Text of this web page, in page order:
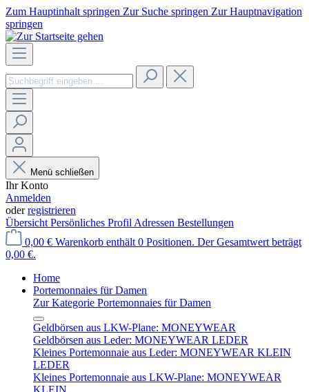
Zum Hauptinhalt springen Zur Suche springen Zur Hauptnavigation
springen
Menü schließen
Ihr Konto
Anmelden
oderregistrieren
Übersicht Persönliches Profil Adressen Bestellungen
0,00 € Warenkorb enthält 0 Positionen. Der Gesamtwert beträgt
0,00 €.
Home
Portemonnaies für Damen
Zur Kategorie Portemonnaies für Damen
Geldbörsen aus LKW-Plane: MONEYWEAR
Geldbörsen aus Leder: MONEYWEAR LEDER
Kleines Portemonnaie aus Leder: MONEYWEAR KLEIN
LEDER
Kleines Portemonnaie aus LKW-Plane: MONEYWEAR
KLEIN